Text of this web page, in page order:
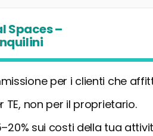
Spaces –
per i clienti che
TE, non per il proprietario.
sui costi della tua